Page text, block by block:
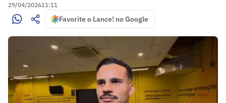
29/04/202611:11
Favorite o Lance! no Google